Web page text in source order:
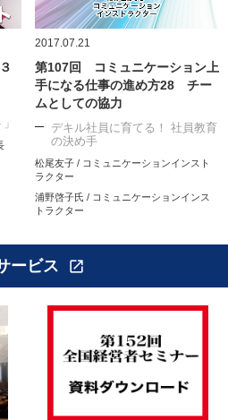
2017.07.21
第107回 コミュニケーション上
手になる仕事の進め方28 チー
ムとしての協力
デキル社員に育てる！ 社員教育
の決め手
松尾友子 / コミュニケーションインスト
ラクター
浦野啓子氏 / コミュニケーションインス
トラクター
ービス open_in_new